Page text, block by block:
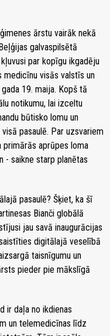
ārstu vairāk nekā
galvaspilsētā
par kopīgu ikgadēju
medicīnu visās valstīs un
19. maija. Kopš tā
notikumu, lai izceltu
būtisko lomu un
pasaulē. Par uzsvariem
primārās aprūpes loma
- saikne starp planētas
pasaulē? Šķiet, ka šī
Bianči globālā
jau savā inaugurācijas
digitālajā veselībā
taisnīgumu un
pieder pie mākslīgā
ir daļa no ikdienas
un telemedicīnas līdz